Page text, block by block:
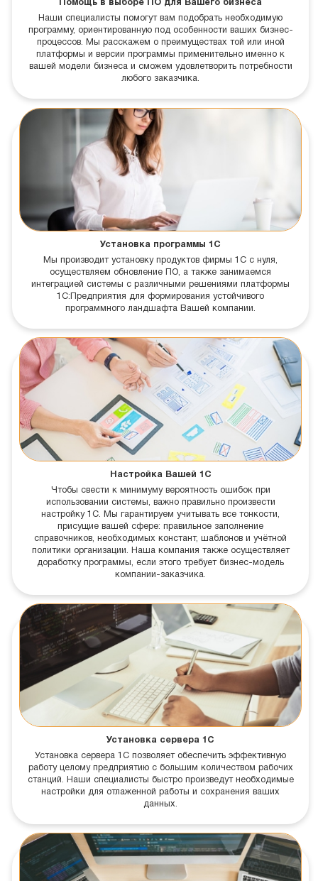
Помощь в выборе ПО для Вашего бизнеса
Наши специалисты помогут вам подобрать необходимую
программу, ориентированную под особенности ваших бизнес-
процессов. Мы расскажем о преимуществах той или иной
платформы и версии программы применительно именно к
вашей модели бизнеса и сможем удовлетворить потребности
любого заказчика.
Установка программы 1С
Мы производит установку продуктов фирмы 1С с нуля,
осуществляем обновление ПО, а также занимаемся
интеграцией системы с различными решениями платформы
1С:Предприятия для формирования устойчивого
программного ландшафта Вашей компании.
Настройка Вашей 1С
Чтобы свести к минимуму вероятность ошибок при
использовании системы, важно правильно произвести
настройку 1С. Мы гарантируем учитывать все тонкости,
присущие вашей сфере: правильное заполнение
справочников, необходимых констант, шаблонов и учётной
политики организации. Наша компания также осуществляет
доработку программы, если этого требует бизнес-модель
компании-заказчика.
Установка сервера 1С
Установка сервера 1С позволяет обеспечить эффективную
работу целому предприятию с большим количеством рабочих
станций. Наши специалисты быстро произведут необходимые
настройки для отлаженной работы и сохранения ваших
данных.